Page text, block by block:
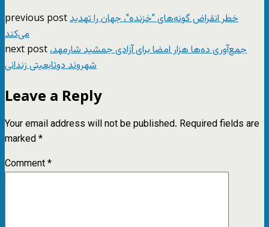
previous postخطر انقراض گونه‌های "خزنده"، جهان را تهدید
می‌کند
next postجمع‌آوری ده‌ها هزار امضا برای آزادی جمشید شارمهد،
شهروند دوتابعیتی زندانی
Leave a Reply
Your email address will not be published. Required fields are
marked*
Comment*